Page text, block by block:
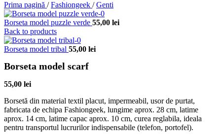
Prima pagină / Fashiongeek / Genti
Borseta model puzzle verde 55,00 lei
Back to products
Borseta model tribal 55,00 lei
Borseta model scarf
55,00 lei
Borsetă din material textil placut, impermeabil, usor de purtat,
fabricata de echipa Fashiongeek, lungime aprox. 28 cm, latime
aprox. 14 cm, latime capac aprox. 10 cm, curea reglabila, ideala
pentru transportul lucrurilor indispensabile (telefon, portofel).